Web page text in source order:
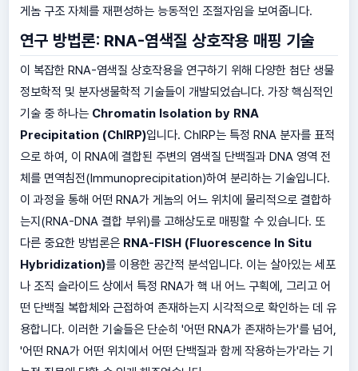
게놈 구조 자체를 재편성하는 능동적인 조절자임을 보여줍니다.
연구 방법론: RNA-염색질 상호작용 매핑 기술
이 복잡한 RNA-염색질 상호작용을 연구하기 위해 다양한 첨단 생물
정보학적 및 분자생물학적 기술들이 개발되었습니다. 가장 핵심적인
기술 중 하나는 Chromatin Isolation by RNA
Precipitation (ChIRP)입니다. ChIRP는 특정 RNA 분자를 표적
으로 하여, 이 RNA에 결합된 주변의 염색질 단백질과 DNA 영역 전
체를 면역침전(Immunoprecipitation)하여 분리하는 기술입니다.
이 과정을 통해 어떤 RNA가 게놈의 어느 위치에 물리적으로 결합하
는지(RNA-DNA 결합 부위)를 고해상도로 매핑할 수 있습니다. 또
다른 중요한 방법론은 RNA-FISH (Fluorescence In Situ
Hybridization)를 이용한 공간적 분석입니다. 이는 살아있는 세포
나 조직 슬라이드 상에서 특정 RNA가 핵 내 어느 구획에, 그리고 어
떤 단백질 복합체와 근접하여 존재하는지 시각적으로 확인하는 데 유
용합니다. 이러한 기술들은 단순히 '어떤 RNA가 존재하는가'를 넘어,
'어떤 RNA가 어떤 위치에서 어떤 단백질과 함께 작용하는가'라는 기